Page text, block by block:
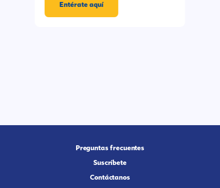
Entérate aquí
Preguntas frecuentes
Suscríbete
Contáctanos